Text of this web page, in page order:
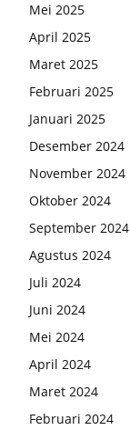
Mei 2025
April 2025
Maret 2025
Februari 2025
Januari 2025
Desember 2024
November 2024
Oktober 2024
September 2024
Agustus 2024
Juli 2024
Juni 2024
Mei 2024
April 2024
Maret 2024
Februari 2024